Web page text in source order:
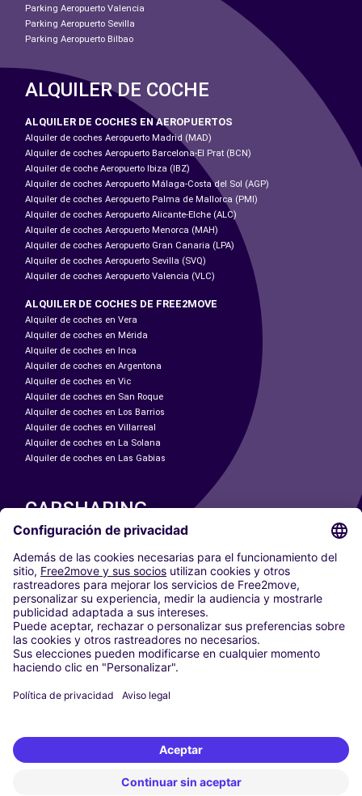
Parking Aeropuerto Valencia
Parking Aeropuerto Sevilla
Parking Aeropuerto Bilbao
ALQUILER DE COCHE
ALQUILER DE COCHES EN AEROPUERTOS
Alquiler de coches Aeropuerto Madrid (MAD)
Alquiler de coches Aeropuerto Barcelona-El Prat (BCN)
Alquiler de coche Aeropuerto Ibiza (IBZ)
Alquiler de coches Aeropuerto Málaga-Costa del Sol (AGP)
Alquiler de coches Aeropuerto Palma de Mallorca (PMI)
Alquiler de coches Aeropuerto Alicante-Elche (ALC)
Alquiler de coches Aeropuerto Menorca (MAH)
Alquiler de coches Aeropuerto Gran Canaria (LPA)
Alquiler de coches Aeropuerto Sevilla (SVQ)
Alquiler de coches Aeropuerto Valencia (VLC)
ALQUILER DE COCHES DE FREE2MOVE
Alquiler de coches en Vera
Alquiler de coches en Mérida
Alquiler de coches en Inca
Alquiler de coches en Argentona
Alquiler de coches en Vic
Alquiler de coches en San Roque
Alquiler de coches en Los Barrios
Alquiler de coches en Villarreal
Alquiler de coches en La Solana
Alquiler de coches en Las Gabias
CARSHARING
NUESTRAS CIUDADES
Paris
Madrid
Washington DC
Milán
Roma
Turín
Viena
Berlín
Düsseldorf